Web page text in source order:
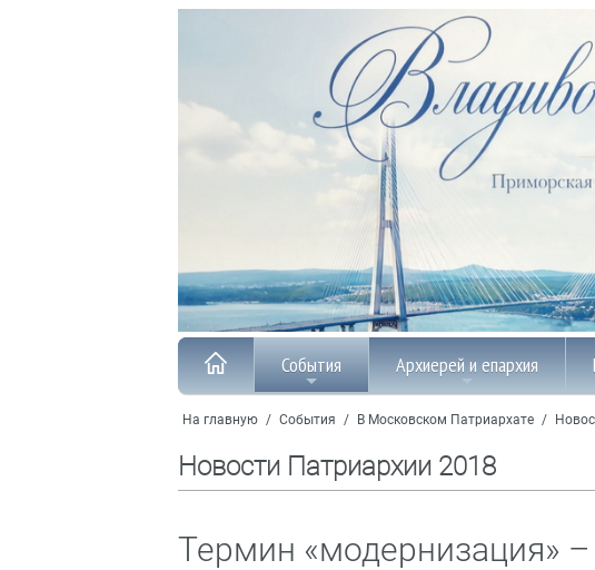
События Архиерей и епархия
На главную / События / В Московском Патриархате /
Новости Патриархии 2018
Термин «модернизация»